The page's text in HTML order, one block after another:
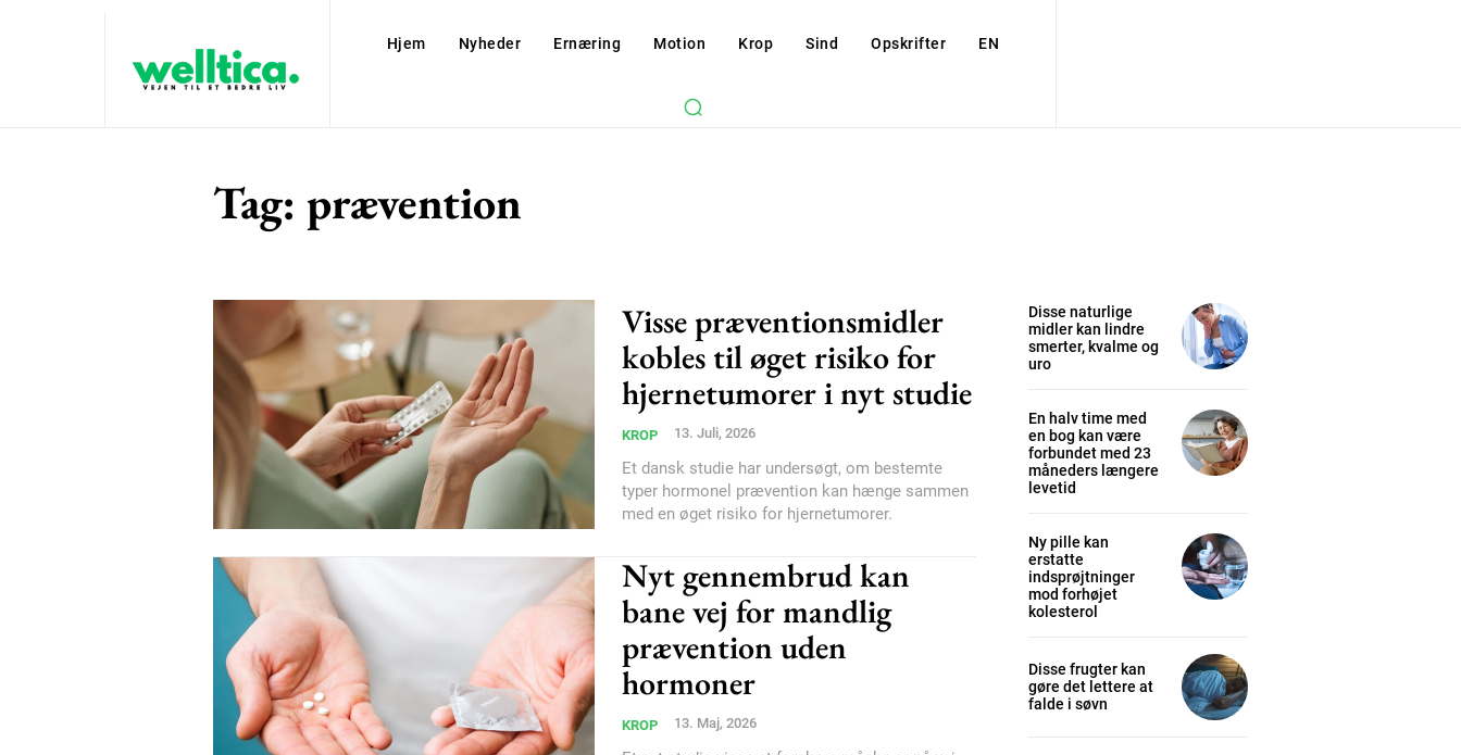
Hjem Nyheder Ernæring Motion Krop Sind Opskrifter EN
Tag: prævention
Visse præventionsmidler
kobles til øget risiko for
hjernetumorer i nyt studie
KROP 13. Juli, 2026
Et dansk studie har undersøgt, om bestemte
typer hormonel prævention kan hænge sammen
med en øget risiko for hjernetumorer.
Nyt gennembrud kan
bane vej for mandlig
prævention uden
hormoner
KROP 13. Maj, 2026
Disse naturlige
midler kan lindre
smerter, kvalme og
uro
En halv time med
en bog kan være
forbundet med 23
måneders længere
levetid
Ny pille kan
erstatte
indsprøjtninger
mod forhøjet
kolesterol
Disse frugter kan
gøre det lettere at
falde i søvn